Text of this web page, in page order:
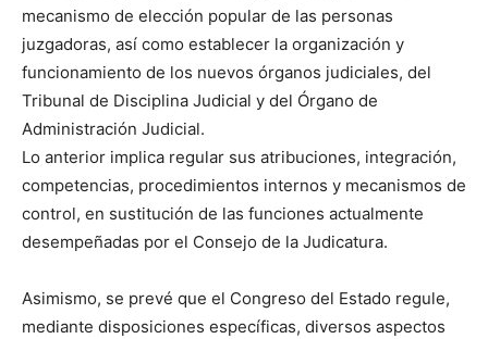
mecanismo de elección popular de las personas
juzgadoras, así como establecer la organización y
funcionamiento de los nuevos órganos judiciales, del
Tribunal de Disciplina Judicial y del Órgano de
Administración Judicial.
Lo anterior implica regular sus atribuciones, integración,
competencias, procedimientos internos y mecanismos de
control, en sustitución de las funciones actualmente
desempeñadas por el Consejo de la Judicatura.
Asimismo, se prevé que el Congreso del Estado regule,
mediante disposiciones específicas, diversos aspectos